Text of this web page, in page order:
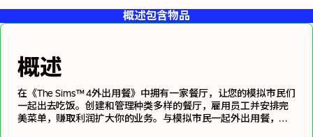
概述包含物品
概述
在《The Sims™ 4外出用餐》中拥有一家餐厅，让您的模拟市民们
一起出去吃饭。创建和管理种类多样的餐厅，雇用员工并安排完
美菜单，赚取利润扩大你的业务。与模拟市民一起外出用餐，享